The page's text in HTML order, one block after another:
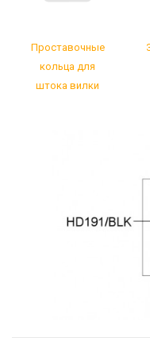
Проставочные
кольца для
штока вилки